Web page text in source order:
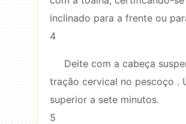
inclinado para a frente ou
4
Deite com a cabeça
tração cervical no pescoço .
superior a sete minutos.
5